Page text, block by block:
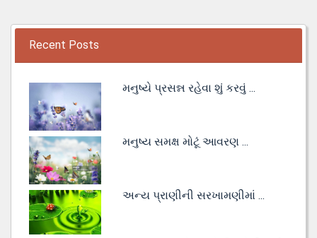
Recent Posts
મનુષ્યે પ્રસન્ન રહેવા શું કરવું ...
મનુષ્ય સમક્ષ મોટૂં આવરણ ...
અન્ય પ્રાણીની સરખામણીમાં ...